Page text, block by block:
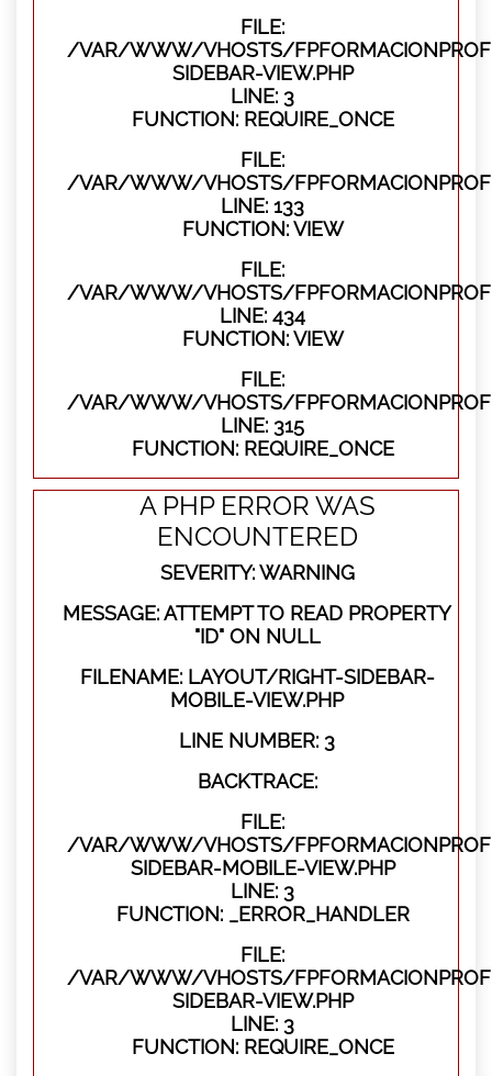
FILE:
/VAR/WWW/VHOSTS/
SIDEBAR-VIEW.PHP
LINE: 3
FUNCTION: REQUIRE_ONCE
FILE:
/VAR/WWW/VHOSTS/
LINE: 133
FUNCTION: VIEW
FILE:
/VAR/WWW/VHOSTS/
LINE: 434
FUNCTION: VIEW
FILE:
/VAR/WWW/VHOSTS/
LINE: 315
FUNCTION: REQUIRE_ONCE
A PHP ERROR WAS
ENCOUNTERED
SEVERITY: WARNING
MESSAGE: ATTEMPT TO READ PROPERTY
"ID" ON NULL
FILENAME: LAYOUT/RIGHT-SIDEBAR-
MOBILE-VIEW.PHP
LINE NUMBER: 3
BACKTRACE:
FILE:
/VAR/WWW/VHOSTS/
SIDEBAR-MOBILE-VIEW.PHP
LINE: 3
FUNCTION: _ERROR_HANDLER
FILE:
/VAR/WWW/VHOSTS/
SIDEBAR-VIEW.PHP
LINE: 3
FUNCTION: REQUIRE_ONCE